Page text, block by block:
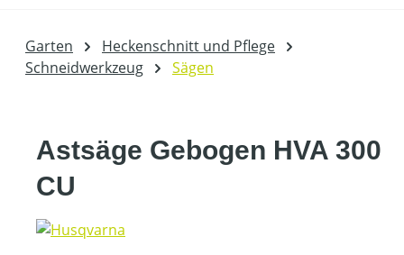
Garten
Heckenschnitt und Pflege
Schneidwerkzeug
Sägen
Astsäge Gebogen HVA 300
CU